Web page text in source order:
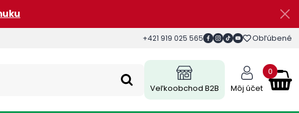
+421 919 025 565 Obľúbené
Veľkoobchod B2B Môj účet
0